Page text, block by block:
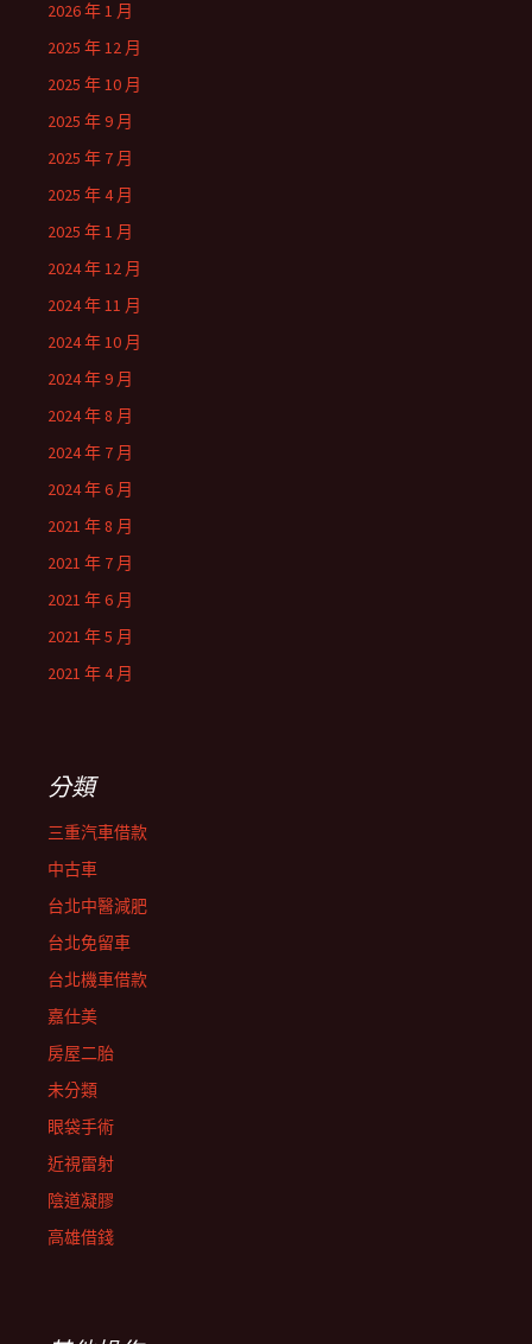
2026 年 1 月
2025 年 12 月
2025 年 10 月
2025 年 9 月
2025 年 7 月
2025 年 4 月
2025 年 1 月
2024 年 12 月
2024 年 11 月
2024 年 10 月
2024 年 9 月
2024 年 8 月
2024 年 7 月
2024 年 6 月
2021 年 8 月
2021 年 7 月
2021 年 6 月
2021 年 5 月
2021 年 4 月
分類
三重汽車借款
中古車
台北中醫減肥
台北免留車
台北機車借款
嘉仕美
房屋二胎
未分類
眼袋手術
近視雷射
陰道凝膠
高雄借錢